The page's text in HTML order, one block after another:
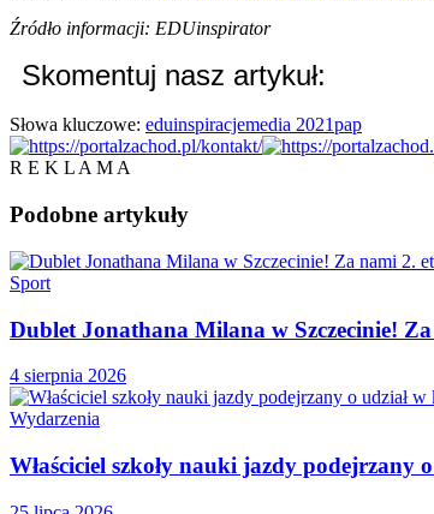
Źródło informacji: EDUinspirator
Skomentuj nasz artykuł:
Słowa kluczowe: eduinspiracjemedia 2021pap
R E K L A M A
Podobne artykuły
Sport
Dublet Jonathana Milana w Szczecinie!
4 sierpnia 2026
Wydarzenia
Właściciel szkoły nauki jazdy podejrzany